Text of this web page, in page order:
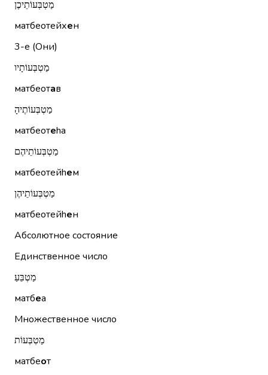
מַטְבְּעוֹתֵיכֶן
матбеотейхен
3-е (Они)
מַטְבְּעוֹתָיו
матбеотав
מַטְבְּעוֹתֶיהָ
матбеотеhа
מַטְבְּעוֹתֵיהֶם
матбеотейhем
מַטְבְּעוֹתֵיהֶן
матбеотейhен
Абсолютное состояние
Единственное число
מַטְבֵּעַ
матбеа
Множественное число
מַטְבְּעוֹת
матбеот